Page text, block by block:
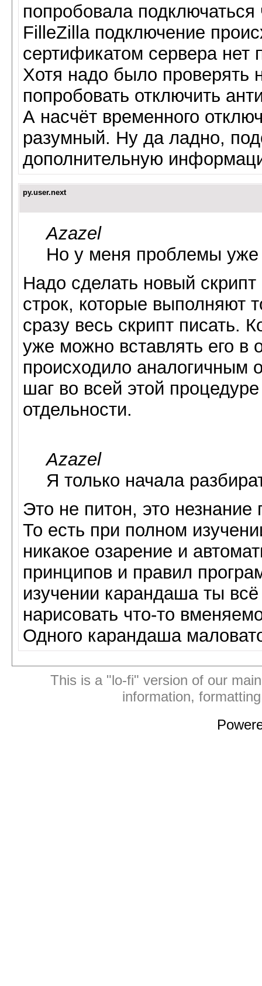
попробовала
FilleZilla подключение
сертификатом сервера нет
Хотя надо было проверять
попробовать отключить
А насчёт временного
разумный. Ну да ладно,
дополнительную
py.user.next
Azazel
Но у меня проблемы уже
Надо сделать новый скрипт
строк, которые выполняют
сразу весь скрипт писать.
уже можно вставлять его в
происходило аналогичным
шаг во всей этой
отдельности.
Azazel
Я только начала
Это не питон, это
То есть при полном
никакое озарение и
принципов и правил
изучении карандаша ты
нарисовать что-то
Одного карандаша
This is a "lo-fi" version of our
information,